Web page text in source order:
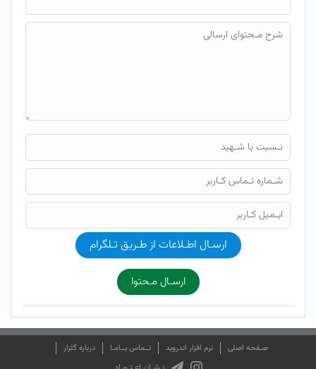
ارسـال اطـلاعات از طـریق تـلگرام
ارسـال مـحتوا
صـفحه اصلی نرم افزار اندروید تــماس بــامـا درباره گلزار